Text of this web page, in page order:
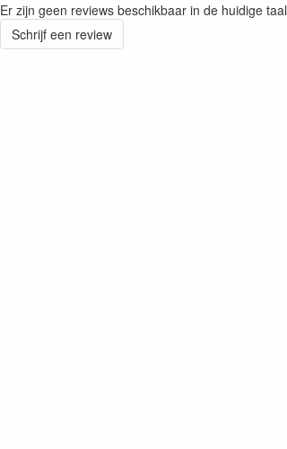
Er zijn geen reviews beschikbaar in de huidige taal
Schrijf een review